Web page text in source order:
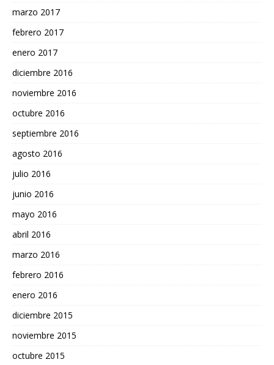
marzo 2017
febrero 2017
enero 2017
diciembre 2016
noviembre 2016
octubre 2016
septiembre 2016
agosto 2016
julio 2016
junio 2016
mayo 2016
abril 2016
marzo 2016
febrero 2016
enero 2016
diciembre 2015
noviembre 2015
octubre 2015